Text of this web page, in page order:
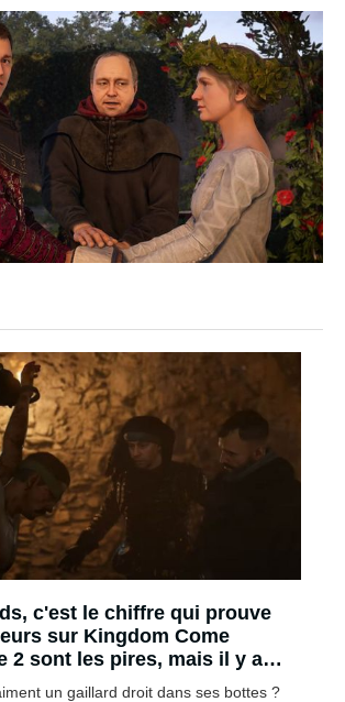
c'est le chiffre qui prouve
sur Kingdom Come
2 sont les pires, mais il y a
un gaillard droit dans ses bottes ?